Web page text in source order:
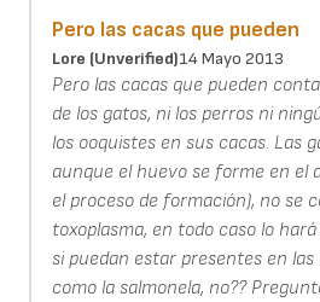
Pero las cacas que pueden
Lore (unverified)14 Mayo 2013
Pero las cacas que pueden
de los gatos, ni los perros ni
los ooquistes en sus cacas. Las
aunque el huevo se forme en el
el proceso de formación), no se
toxoplasma, en todo caso lo
si puedan estar presentes en las
como la salmonela, no??